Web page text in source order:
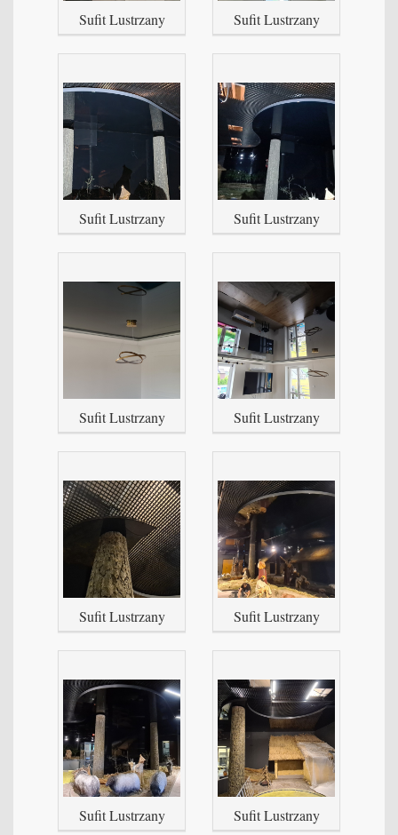
Sufit Lustrzany Sufit Lustrzany
Sufit Lustrzany Sufit Lustrzany
Sufit Lustrzany Sufit Lustrzany
Sufit Lustrzany Sufit Lustrzany
Sufit Lustrzany Sufit Lustrzany